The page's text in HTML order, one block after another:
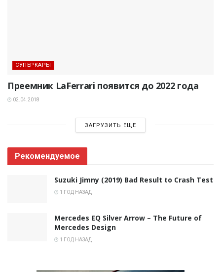
СУПЕРКАРЫ
Преемник LaFerrari появится до 2022 года
02.04.2018
ЗАГРУЗИТЬ ЕЩЕ
Рекомендуемое
Suzuki Jimny (2019) Bad Result to Crash Test
1 ГОД НАЗАД
Mercedes EQ Silver Arrow – The Future of
Mercedes Design
1 ГОД НАЗАД